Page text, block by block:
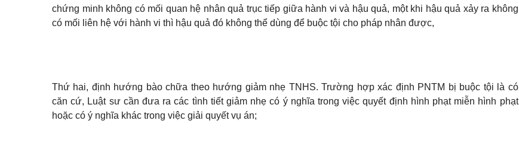
chứng minh không có mối quan hệ nhân quả trục tiếp giữa hành vi và hậu quả, một khi hậu quả xảy ra không
có mối liên hệ với hành vi thì hậu quả đó không thể dùng để buộc tội cho pháp nhân được,
Thứ hai, định hướng bào chữa theo hướng giảm nhẹ TNHS. Trường hợp xác định PNTM bị buộc tội là có
căn cứ, Luật sư cần đưa ra các tình tiết giảm nhẹ có ý nghĩa trong việc quyết định hình phạt miễn hình phạt
hoặc có ý nghĩa khác trong việc giải quyết vụ án;